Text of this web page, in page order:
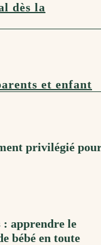
dès la
et enfant
privilégié
: apprendre le
bébé en toute